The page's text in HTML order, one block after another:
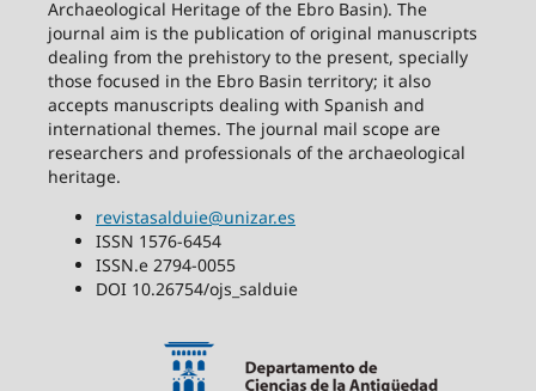
Archaeological Heritage of the Ebro Basin). The
journal aim is the publication of original manuscripts
dealing from the prehistory to the present, specially
those focused in the Ebro Basin territory; it also
accepts manuscripts dealing with Spanish and
international themes. The journal mail scope are
researchers and professionals of the archaeological
heritage.
revistasalduie@unizar.es
ISSN 1576-6454
ISSN.e 2794-0055
DOI 10.26754/ojs_salduie